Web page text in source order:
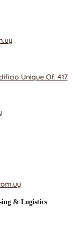
Unique Of. 417
& Logistics